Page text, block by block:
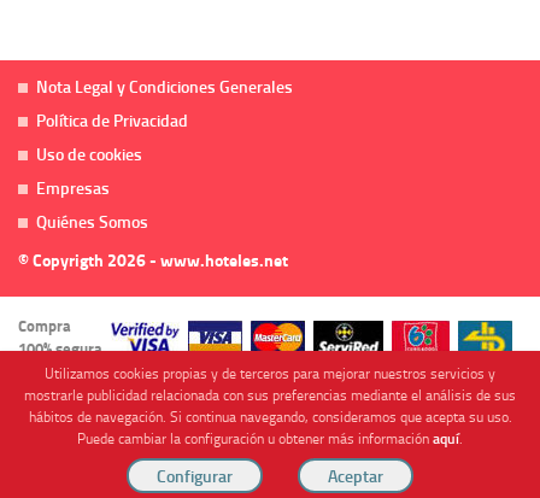
Nota Legal y Condiciones Generales
Política de Privacidad
Uso de cookies
Empresas
Quiénes Somos
© Copyrigth 2026 - www.hoteles.net
Compra
100% segura
Cofinanciado por
Utilizamos cookies propias y de terceros para mejorar nuestros servicios y
mostrarle publicidad relacionada con sus preferencias mediante el análisis de sus
hábitos de navegación. Si continua navegando, consideramos que acepta su uso.
Puede cambiar la configuración u obtener más informaciónaquí.